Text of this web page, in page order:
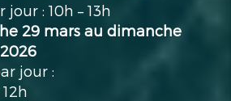
: 10h – 13h
29 mars au dimanche
jour :